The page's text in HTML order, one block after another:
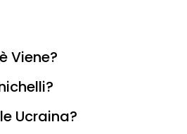
Viene?
Ucraina?